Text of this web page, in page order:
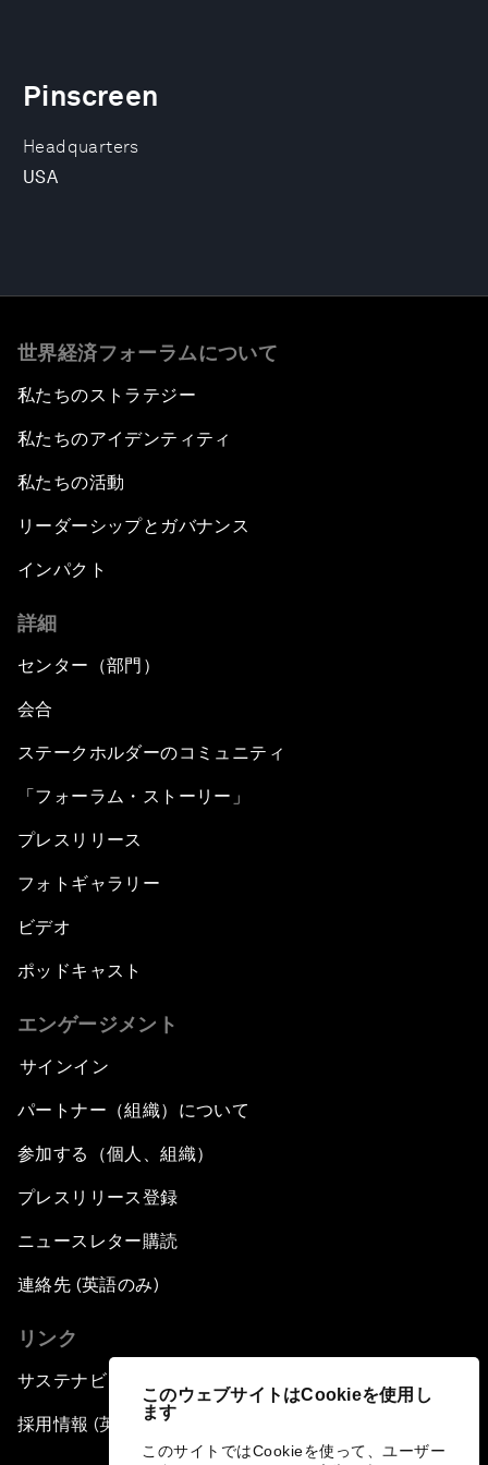
このウェブサイトはCookieを使用し
ます
このサイトではCookieを使って、ユーザー
Headquarters
USA
Pinscreen
世界経済フォーラムについて
私たちのストラテジー
私たちのアイデンティティ
私たちの活動
リーダーシップとガバナンス
インパクト
詳細
センター（部門）
会合
ステークホルダーのコミュニティ
「フォーラム・ストーリー」
プレスリリース
フォトギャラリー
ビデオ
ポッドキャスト
エンゲージメント
サインイン
パートナー（組織）について
参加する（個人、組織）
プレスリリース登録
ニュースレター購読
連絡先 (英語のみ)
リンク
サステナビリティへの取り組み
採用情報 (英語のみ)